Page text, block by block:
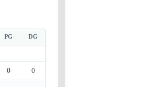
PG DG
0 0